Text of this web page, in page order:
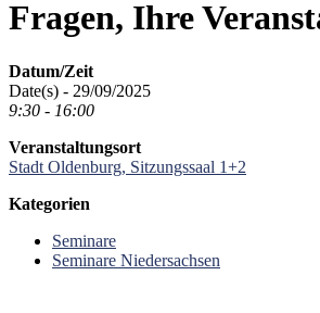
Fragen, Ihre
Datum/Zeit
Date(s) - 29/09/2025
9:30 - 16:00
Veranstaltungsort
Stadt Oldenburg, Sitzungssaal 1+2
Kategorien
Seminare
Seminare Niedersachsen